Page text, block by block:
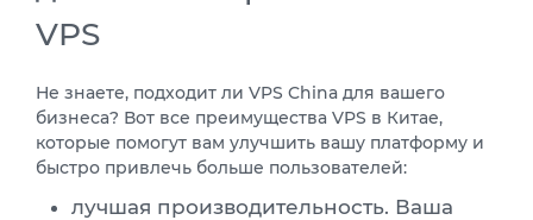
VPS
Не знаете, подходит ли VPS China для вашего
бизнеса? Вот все преимущества VPS в Китае,
которые помогут вам улучшить вашу платформу и
быстро привлечь больше пользователей:
лучшая производительность. Ваша